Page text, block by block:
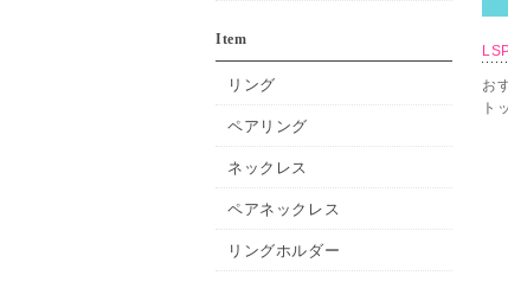
お
ト
Item
リング
ペアリング
ネックレス
ペアネックレス
リングホルダー